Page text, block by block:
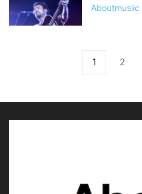
Aboutmusiic
1 2